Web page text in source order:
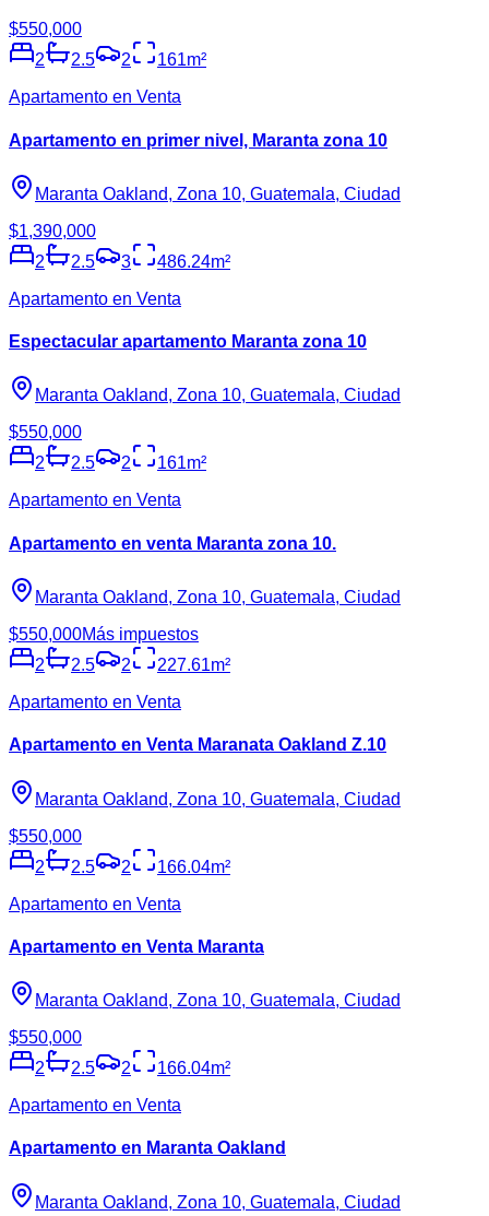
$550,000
2
2.5 2 161m²
Apartamento en Venta
Apartamento en primer nivel, Maranta zona 10
Maranta Oakland, Zona 10, Guatemala, Ciudad
$1,390,000
2
2.5 3 486.24m²
Apartamento en Venta
Espectacular apartamento Maranta zona 10
Maranta Oakland, Zona 10, Guatemala, Ciudad
$550,000
2
2.5 2 161m²
Apartamento en Venta
Apartamento en venta Maranta zona 10.
Maranta Oakland, Zona 10, Guatemala, Ciudad
$550,000Más impuestos
2
2.5 2 227.61m²
Apartamento en Venta
Apartamento en Venta Maranata Oakland Z.10
Maranta Oakland, Zona 10, Guatemala, Ciudad
$550,000
2
2.5 2 166.04m²
Apartamento en Venta
Apartamento en Venta Maranta
Maranta Oakland, Zona 10, Guatemala, Ciudad
$550,000
2
2.5 2 166.04m²
Apartamento en Venta
Apartamento en Maranta Oakland
Maranta Oakland, Zona 10, Guatemala, Ciudad